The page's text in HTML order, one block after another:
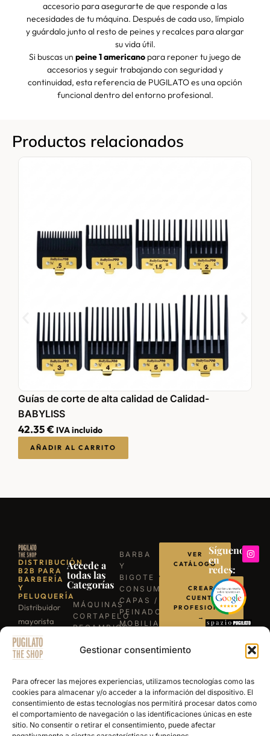
Gestionar consentimiento
Para ofrecer las mejores experiencias, utilizamos tecnologías como las
cookies para almacenar y/o acceder a la información del dispositivo. El
consentimiento de estas tecnologías nos permitirá procesar datos como
el comportamiento de navegación o las identificaciones únicas en este
sitio. No consentir o retirar el consentimiento, puede afectar
accesorio para asegurarte de que responde a las
necesidades de tu máquina. Después de cada uso, límpialo
y guárdalo junto al resto de peines y recalces para alargar
su vida útil.
Si buscas un peine 1 americano para reponer tu juego de
accesorios y seguir trabajando con seguridad y
continuidad, esta referencia de PUGILATO es una opción
funcional dentro del entorno profesional.
Productos relacionados
Guías de corte de alta calidad de Calidad-
BABYLISS
42.35€ IVA incluido
AÑADIR AL CARRITO
DISTRIBUCIÓN
B2B PARA
BARBERÍA
Y
PELUQUERÍA
Distribuidor
mayorista
para
profesionales
de la
barbería y
peluquería.
Más de 15
años
abasteciendo
Accede a
todas las
Categorías
MÁQUINAS
CORTAPELO
RECAMBIOS
REPUESTOS
NAVAJAS
BARBERÍA
SECADORES
PRODUCTOS
DE
BARBA
Y
BIGOTE
CONSUMIBLES
CAPAS /
PEINADORES
MOBILIARIO
BARBACOAS
VER
CATÁLOGO
CREAR
CUENTA
PROFESIONAL
→
POR
WHATSAPP
Síguenos
en
redes: